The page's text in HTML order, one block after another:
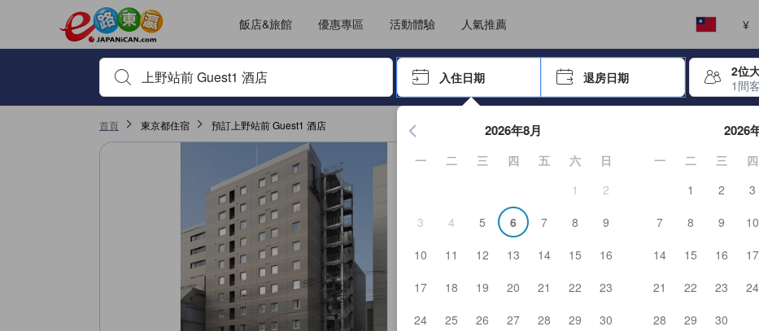
飯店&旅館 優惠專區 活動體驗 人氣推薦 ¥
輸入住宿名稱或關鍵字查詢，使用上下鍵或Tab鍵移動，並按「Enter」來選擇
入住日期 退房日期
2位
1間
按Enter鍵開始在日期選擇器中查看。使用方向鍵瀏覽入住和退房日期
2026年8月
一 二 三 四 五 六
日
1
2
3
4 5 6 7 8
9
10
11 12 13 14 15
16
17
18 19 20 21 22
23
24
25 26 27 28 29
30
2026
一 二 三 四
1
2 3
7
8 9 10
14
15 16 17
21
22 23 24
28
29 30
首頁 東京都住宿 預訂上野站前 Guest1 酒店